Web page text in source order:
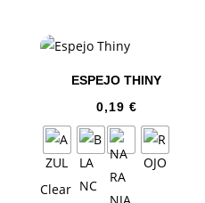
ESPEJO THINY
0,19 €
Clear